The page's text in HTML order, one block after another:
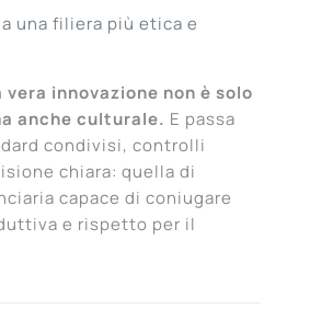
una filiera più etica e
innovazione non è solo
anche culturale. E passa
condivisi, controlli
chiara: quella di
capace di coniugare
e rispetto per il